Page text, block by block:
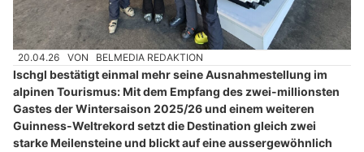
20.04.26 VON BELMEDIA REDAKTION
Ischgl bestätigt einmal mehr seine Ausnahmestellung im
alpinen Tourismus: Mit dem Empfang des zwei-millionsten
Gastes der Wintersaison 2025/26 und einem weiteren
Guinness-Weltrekord setzt die Destination gleich zwei
starke Meilensteine und blickt auf eine aussergewöhnlich